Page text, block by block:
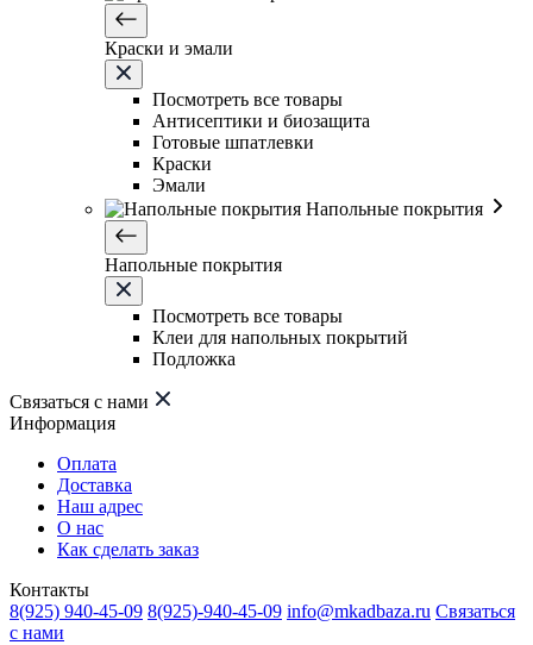
Краски и эмали
Посмотреть все товары
Антисептики и биозащита
Готовые шпатлевки
Краски
Эмали
Напольные покрытия
Напольные покрытия
Посмотреть все товары
Клеи для напольных покрытий
Подложка
Связаться с нами
Информация
Оплата
Доставка
Наш адрес
О нас
Как сделать заказ
Контакты
8(925) 940-45-09 8(925)-940-45-09 info@mkadbaza.ru Связаться
с нами